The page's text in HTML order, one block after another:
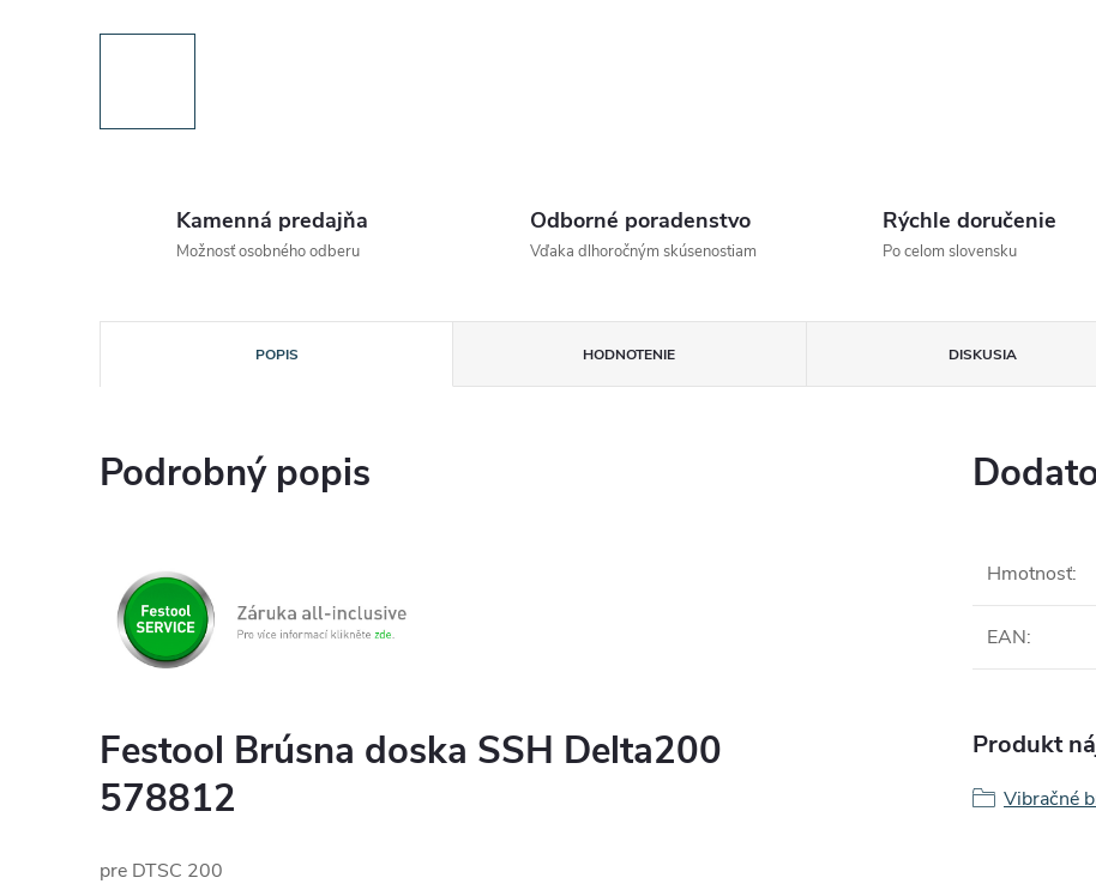
Kamenná predajňa
Možnosť osobného odberu
Odborné poradenstvo
Vďaka dlhoročným skúsenostiam
Rýchle doručenie
Po celom slovensku
POPIS HODNOTENIE DISKUSIA
Podrobný popis
Festool Brúsna doska SSH Delta200
578812
pre DTSC 200
Hmotnosť:
EAN:
Produkt
Vibračné